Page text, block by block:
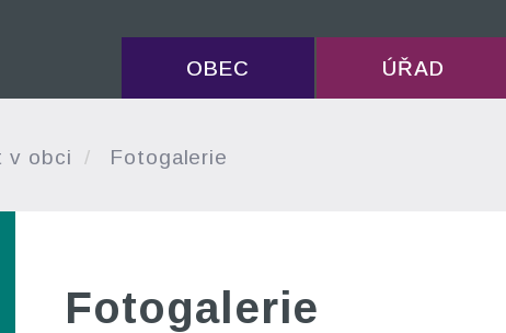
OBEC ÚŘAD
v obci Fotogalerie
Fotogalerie